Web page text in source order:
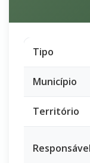
Tipo
Município
Território
Responsável